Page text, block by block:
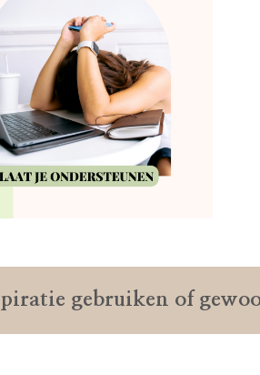
gebruiken of